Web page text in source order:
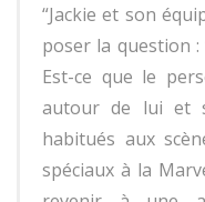
“Jackie et son
poser la question :
Est-ce que le
autour de lui et
habitués aux
spéciaux à la